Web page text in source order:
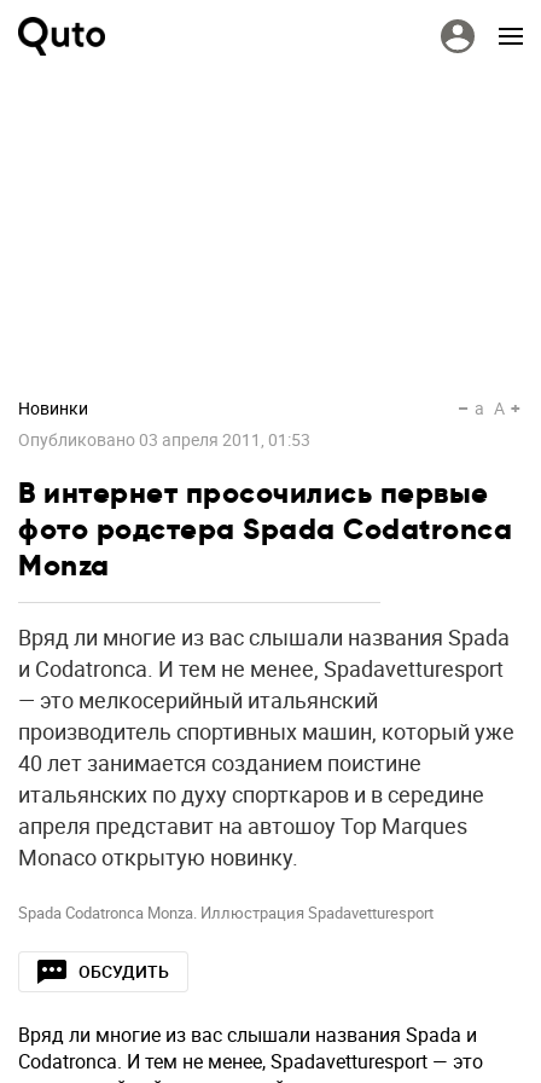
Новинки
Опубликовано 03 апреля 2011, 01:53
a A
В интернет просочились первые
фото родстера Spada Codatronca
Monza
Вряд ли многие из вас слышали названия Spada
и Codatronca. И тем не менее, Spadavetturesport
— это мелкосерийный итальянский
производитель спортивных машин, который уже
40 лет занимается созданием поистине
итальянских по духу спорткаров и в середине
апреля представит на автошоу Top Marques
Monaco открытую новинку.
Spada Codatronca Monza. Иллюстрация Spadavetturesport
ОБСУДИТЬ
Вряд ли многие из вас слышали названия Spada и
Codatronca. И тем не менее, Spadavetturesport — это